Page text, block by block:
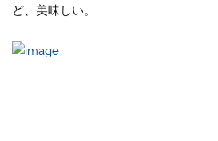
ど、美味しい。